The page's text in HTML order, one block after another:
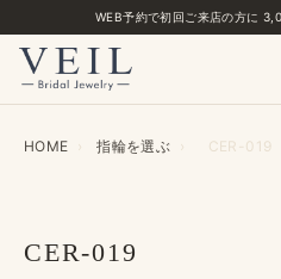
WEB予約で​初回ご来店の​方に​
HOME › 指輪を​選ぶ › CER-019
CER-019